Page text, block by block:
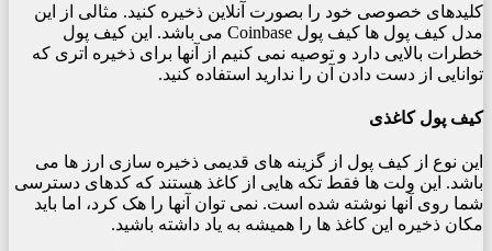
کلیدهای خصوصی خود را بصورت آنلاین ذخیره کنید. مثالی از این
مدل کیف پول ها کیف پول Coinbase می باشد. این کیف پول
خطرات بالایی دارد و توصیه نمی کنیم از آنها برای ذخیره اتری که
توانایی از دست دادن آن را ندارید استفاده کنید.
کیف پول کاغذی
این نوع از کیف پول از گزینه های قدیمی ذخیره سازی ارز ها می
باشد. این ولت ها فقط تکه هایی از کاغذ هستند که کدهای دسترسی
شما روی آنها نوشته شده است. نمی توان آنها را هک کرد، اما باید
مکان ذخیره این کاغذ ها را همیشه به یاد داشته باشید.